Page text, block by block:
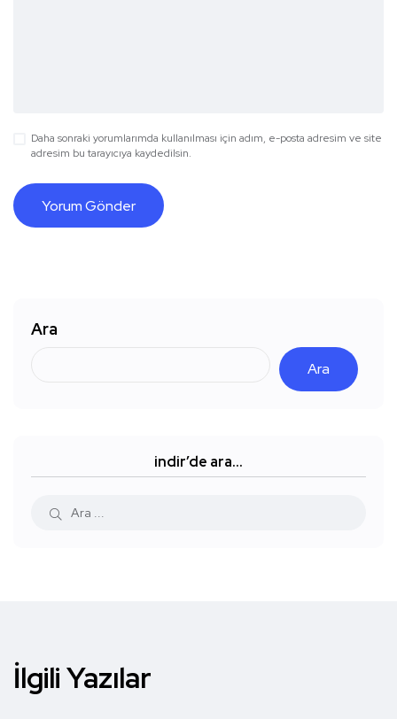
Daha sonraki yorumlarımda kullanılması için adım, e-posta adresim ve site
adresim bu tarayıcıya kaydedilsin.
Ara
Ara
indir’de ara…
İlgili Yazılar